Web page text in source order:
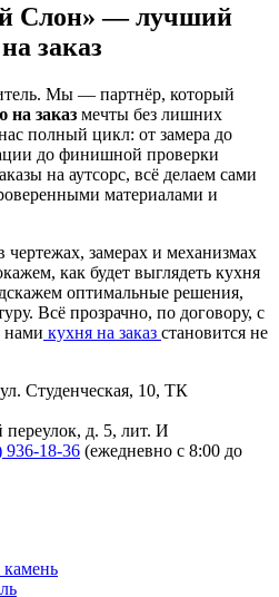
Слон» — лучший
заказ
Мы — партнёр, который
на заказ мечты без лишних
полный цикл: от замера до
до финишной проверки
на аутсорс, всё делаем сами
материалами и
замерах и механизмах
как будет выглядеть кухня
оптимальные решения,
Всё прозрачно, по договору, с
нами кухня на заказ становится не
Студенческая, 10, ТК
д. 5, лит. И
936-18-36 (ежедневно с 8:00 до